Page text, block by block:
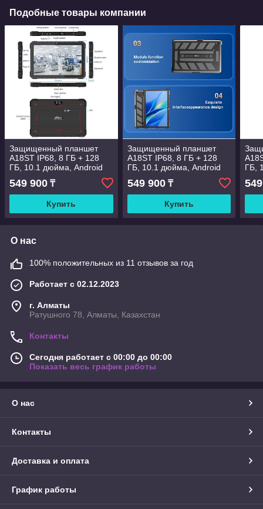
Подобные товары компании
Защищенный планшет
A18ST IP68, 8 ГБ + 128
ГБ, 10.1 дюйма, Android
13, восьмиядерный
процессор MT8781
549 900 ₸
Купить
Защищенный планшет
A18ST IP68, 8 ГБ + 128
ГБ, 10.1 дюйма, Android
13, восьмиядерный
процессор MT8781
549 900₸
Купить
ГБ,
О нас
100% положительных из 11 отзывов за год
Работает с 02.12.2023
г. Алматы
Ратушного 78, Алматы, Казахстан
Контакты
Сегодня работает с 00:00 до 00:00
Показать весь график работы
О нас
Контакты
Доставка и оплата
График работы